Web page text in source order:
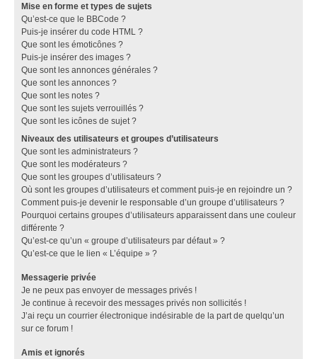
Mise en forme et types de sujets
Qu’est-ce que le BBCode ?
Puis-je insérer du code HTML ?
Que sont les émoticônes ?
Puis-je insérer des images ?
Que sont les annonces générales ?
Que sont les annonces ?
Que sont les notes ?
Que sont les sujets verrouillés ?
Que sont les icônes de sujet ?
Niveaux des utilisateurs et groupes d’utilisateurs
Que sont les administrateurs ?
Que sont les modérateurs ?
Que sont les groupes d’utilisateurs ?
Où sont les groupes d’utilisateurs et comment puis-je en rejoindre un ?
Comment puis-je devenir le responsable d’un groupe d’utilisateurs ?
Pourquoi certains groupes d’utilisateurs apparaissent dans une couleur
différente ?
Qu’est-ce qu’un « groupe d’utilisateurs par défaut » ?
Qu’est-ce que le lien « L’équipe » ?
Messagerie privée
Je ne peux pas envoyer de messages privés !
Je continue à recevoir des messages privés non sollicités !
J’ai reçu un courrier électronique indésirable de la part de quelqu’un
sur ce forum !
Amis et ignorés